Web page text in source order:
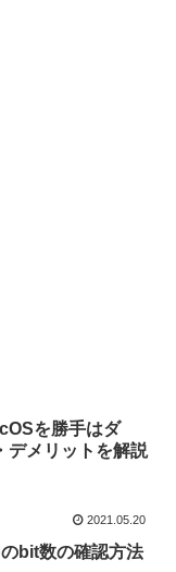
を勝手はダ
デメリットを解説
2021.05.20
bit数の確認方法